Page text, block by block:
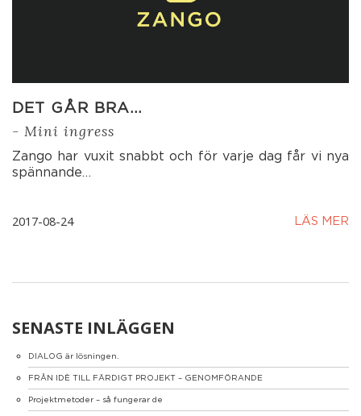
DET GÅR BRA…
- Mini ingress
Zango har vuxit snabbt och för varje dag får vi nya
spännande…
2017-08-24 LÄS MER
SENASTE INLÄGGEN
DIALOG är lösningen.
FRÅN IDÈ TILL FÄRDIGT PROJEKT – GENOMFÖRANDE
Projektmetoder – så fungerar de